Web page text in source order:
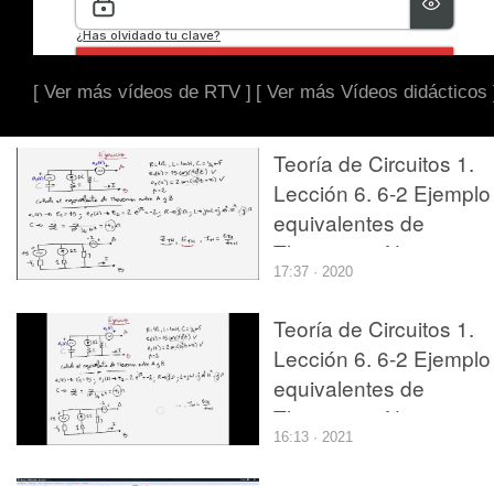
[ Ver más vídeos de RTV ] [ Ver más Vídeos didácticos
Teoría de Circuitos 1.
Lección 6. 6-2 Ejemplo
equivalentes de
Thevenin y Norton en
alterna
17:37 · 2020
Teoría de Circuitos 1.
Lección 6. 6-2 Ejemplo
equivalentes de
Thevenin y Norton en
alterna
16:13 · 2021